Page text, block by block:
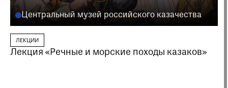
Центральный музей российского казачества
ЛЕКЦИИ
Лекция «Речные и морские походы казаков»